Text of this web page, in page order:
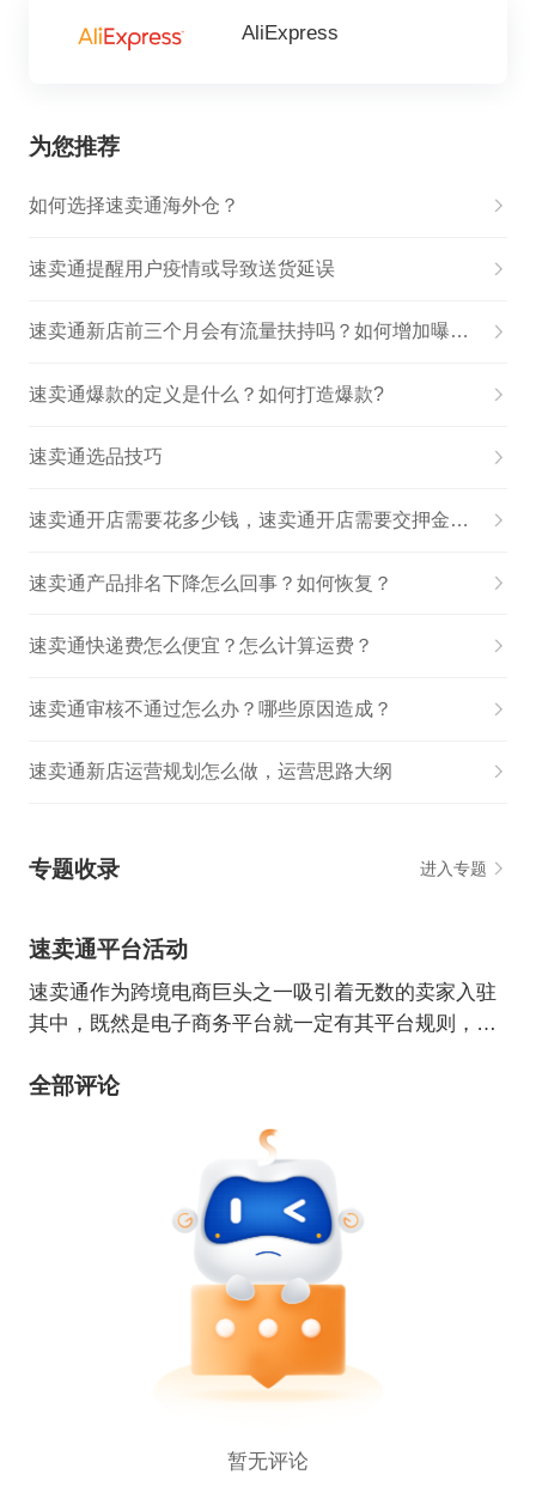
AliExpress
为您推荐
如何选择速卖通海外仓？
速卖通提醒用户疫情或导致送货延误
速卖通新店前三个月会有流量扶持吗？如何增加曝光？
速卖通爆款的定义是什么？如何打造爆款?
速卖通选品技巧
速卖通开店需要花多少钱，速卖通开店需要交押金吗？
速卖通产品排名下降怎么回事？如何恢复？
速卖通快递费怎么便宜？怎么计算运费？
速卖通审核不通过怎么办？哪些原因造成？
速卖通新店运营规划怎么做，运营思路大纲
专题收录 进入专题
速卖通平台活动
速卖通作为跨境电商巨头之一吸引着无数的卖家入驻
其中，既然是电子商务平台就一定有其平台规则，很
常常会遭到平台的惩罚，在本专题将分享一些AliExpr
全部评论
暂无评论